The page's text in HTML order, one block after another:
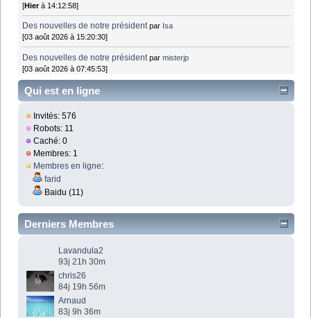
[Hierà 14:12:58]
Des nouvelles de notre président par Isa
[03 août 2026 à 15:20:30]
Des nouvelles de notre président parmisterjp
[03 août 2026 à 07:45:53]
Qui est en ligne
Invités: 576
Robots: 11
Caché: 0
Membres: 1
Membres en ligne:
farid
Baidu (11)
Derniers Membres
Lavandula2
93j 21h 30m
chris26
84j 19h 56m
Arnaud
83j 9h 36m